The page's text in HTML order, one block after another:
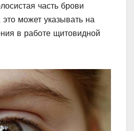
часть брови
это может указывать на
в работе щитовидной